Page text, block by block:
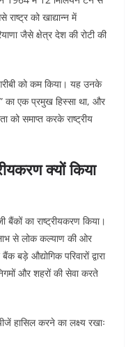
को खाद्यान्न में
जैसे क्षेत्र देश की रोटी की
को कम किया। यह उनके
का एक प्रमुख हिस्सा था, और
को समाप्त करके राष्ट्रीय
क्यों किया
का राष्ट्रीयकरण किया।
से लोक कल्याण की ओर
औद्योगिक परिवारों द्वारा
और शहरों की सेवा करते
हासिल करने का लक्ष्य रखाः